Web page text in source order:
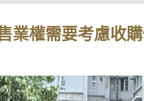
業權需要考慮收